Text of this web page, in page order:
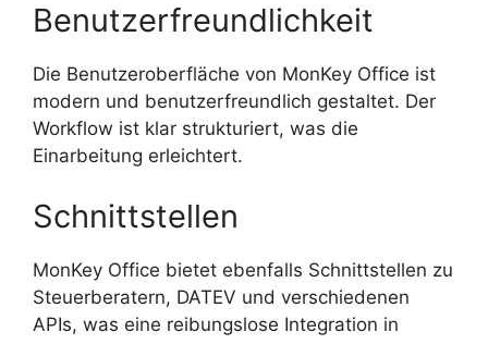
Benutzerfreundlichkeit
Die Benutzeroberfläche von MonKey Office ist
modern und benutzerfreundlich gestaltet. Der
Workflow ist klar strukturiert, was die
Einarbeitung erleichtert.
Schnittstellen
MonKey Office bietet ebenfalls Schnittstellen zu
Steuerberatern, DATEV und verschiedenen
APIs, was eine reibungslose Integration in